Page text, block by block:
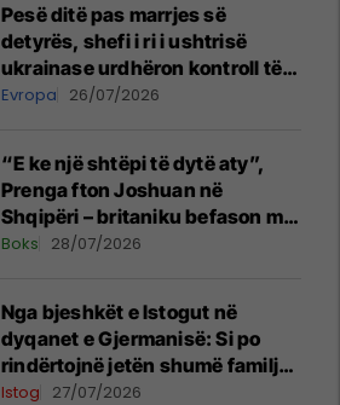
Pesë ditë pas marrjes së
detyrës, shefi i ri i ushtrisë
ukrainase urdhëron kontroll të
madh
Evropa 26/07/2026
“E ke një shtëpi të dytë aty”,
Prenga fton Joshuan në
Shqipëri – britaniku befason me
komentin
Boks 28/07/2026
Nga bjeshkët e Istogut në
dyqanet e Gjermanisë: Si po
rindërtojnë jetën shumë familje
nga eksporti i bimëve mjekësore
Istog 27/07/2026